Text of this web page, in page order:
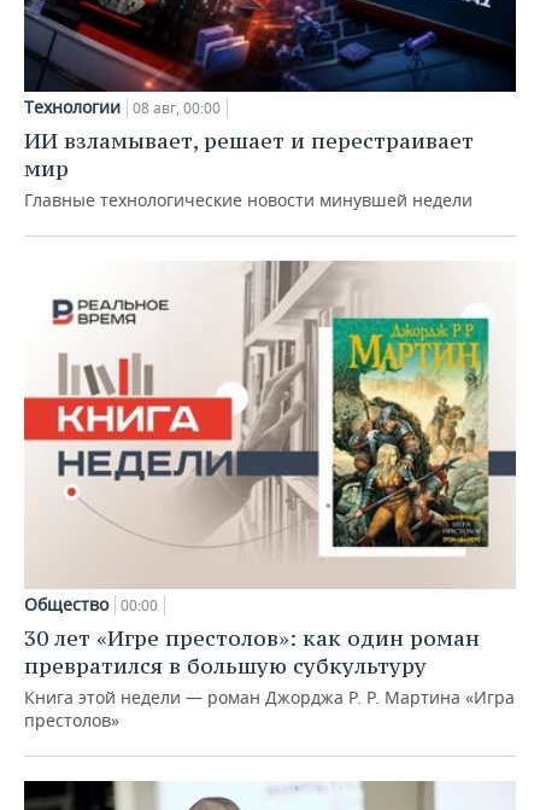
Технологии 08 авг, 00:00
ИИ взламывает, решает и перестраивает
мир
Главные технологические новости минувшей недели
Общество 00:00
30 лет «Игре престолов»: как один роман
превратился в большую субкультуру
Книга этой недели — роман Джорджа Р. Р. Мартина «Игра
престолов»